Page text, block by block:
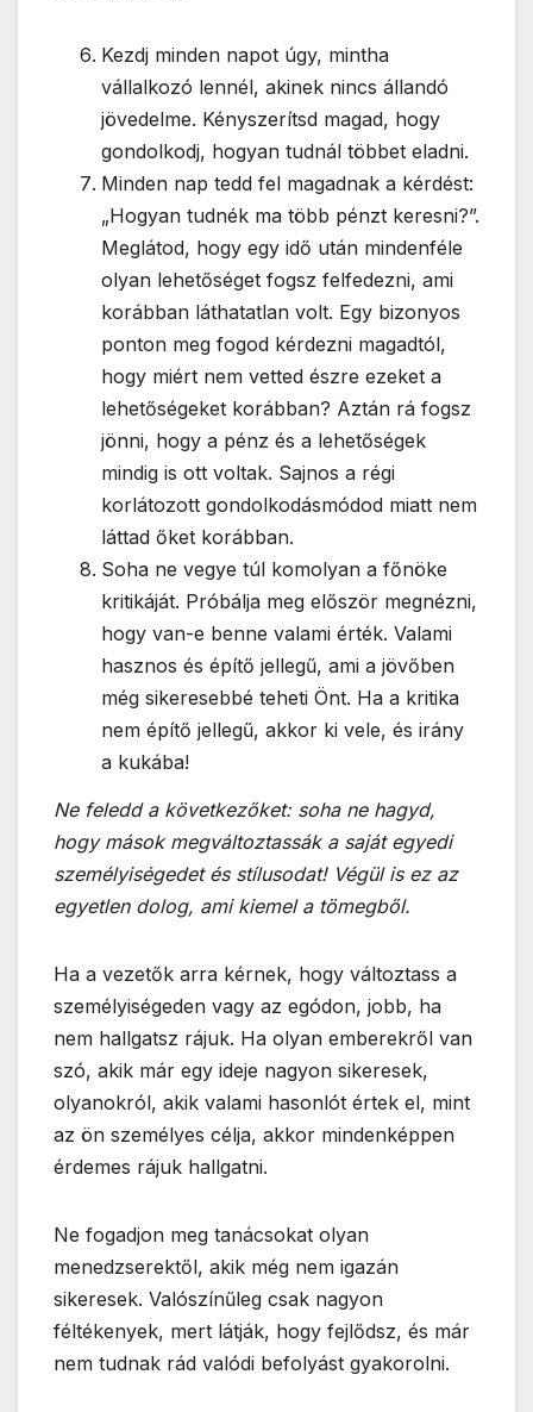
Kezdj minden napot úgy, mintha
vállalkozó lennél, akinek nincs állandó
jövedelme. Kényszerítsd magad, hogy
gondolkodj, hogyan tudnál többet eladni.
Minden nap tedd fel magadnak a kérdést:
„Hogyan tudnék ma több pénzt keresni?”.
Meglátod, hogy egy idő után mindenféle
olyan lehetőséget fogsz felfedezni, ami
korábban láthatatlan volt. Egy bizonyos
ponton meg fogod kérdezni magadtól,
hogy miért nem vetted észre ezeket a
lehetőségeket korábban? Aztán rá fogsz
jönni, hogy a pénz és a lehetőségek
mindig is ott voltak. Sajnos a régi
korlátozott gondolkodásmódod miatt nem
láttad őket korábban.
Soha ne vegye túl komolyan a főnöke
kritikáját. Próbálja meg először megnézni,
hogy van-e benne valami érték. Valami
hasznos és építő jellegű, ami a jövőben
még sikeresebbé teheti Önt. Ha a kritika
nem építő jellegű, akkor ki vele, és irány
a kukába!
Ne feledd a következőket: soha ne hagyd,
hogy mások megváltoztassák a saját egyedi
személyiségedet és stílusodat! Végül is ez az
egyetlen dolog, ami kiemel a tömegből.
Ha a vezetők arra kérnek, hogy változtass a
személyiségeden vagy az egódon, jobb, ha
nem hallgatsz rájuk. Ha olyan emberekről van
szó, akik már egy ideje nagyon sikeresek,
olyanokról, akik valami hasonlót értek el, mint
az ön személyes célja, akkor mindenképpen
érdemes rájuk hallgatni.
Ne fogadjon meg tanácsokat olyan
menedzserektől, akik még nem igazán
sikeresek. Valószínűleg csak nagyon
féltékenyek, mert látják, hogy fejlődsz, és már
nem tudnak rád valódi befolyást gyakorolni.